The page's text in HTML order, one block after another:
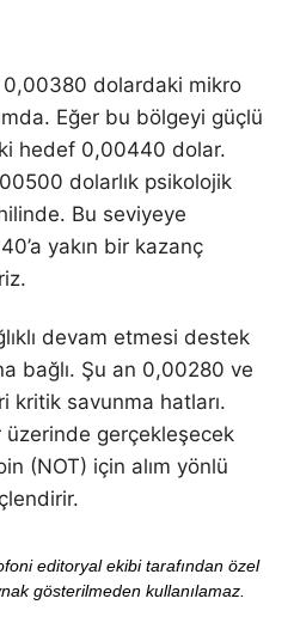
dolardaki mikro
Eğer bu bölgeyi güçlü
hedef 0,00440 dolar.
dolarlık psikolojik
Bu seviyeye
yakın bir kazanç
devam etmesi destek
bağlı. Şu an 0,00280 ve
kritik savunma hatları.
gerçekleşecek
(NOT) için alım yönlü
editoryal ekibi tarafından özel
gösterilmeden kullanılamaz.